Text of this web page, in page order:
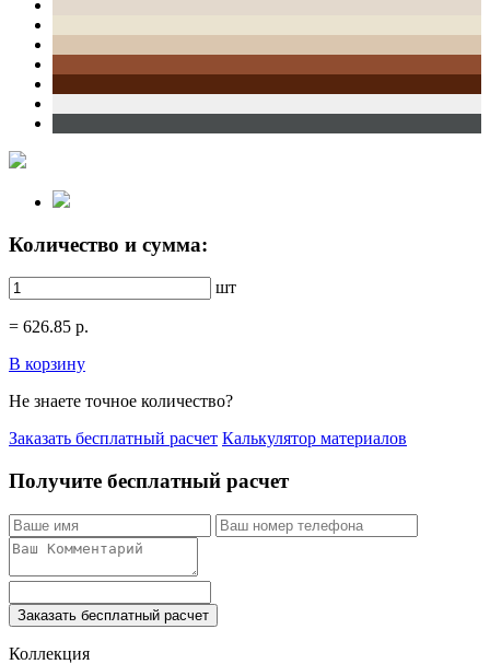
Количество и сумма:
шт
= 626.85 р.
В корзину
Не знаете точное количество?
Заказать бесплатный расчет Калькулятор материалов
Получите бесплатный расчет
Заказать бесплатный расчет
Коллекция